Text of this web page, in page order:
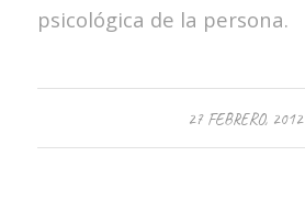
psicológica de la persona.
27 FEBRERO, 2012